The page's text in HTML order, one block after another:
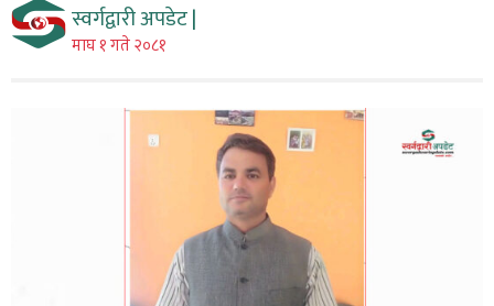
स्वर्गद्वारी अपडेट |
माघ १ गते २०८१